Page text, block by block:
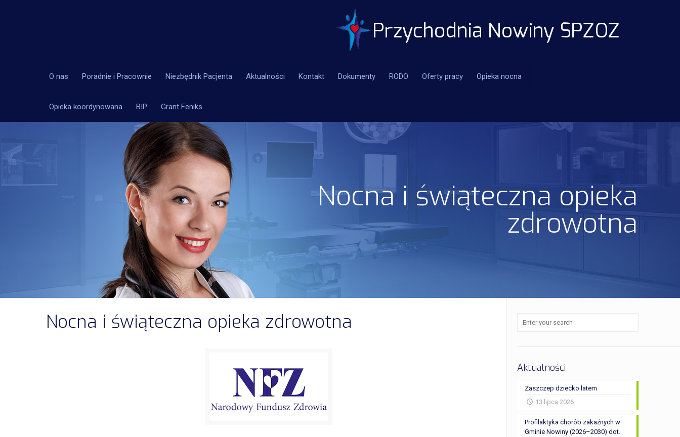
O nas Poradnie i Pracownie Niezbędnik Pacjenta Aktualności Kontakt Dokumenty RODO Oferty pracy Opieka nocna
Opieka koordynowana BIP Grant Feniks
Nocna i świąteczna opieka
zdrowotna
Nocna i świąteczna opieka zdrowotna
Aktualności
Zaszczep dziecko latem
13 lipca 2026
Profilaktyka chorób zakaźnych w
Gminie Nowiny (2026–2030) dot.